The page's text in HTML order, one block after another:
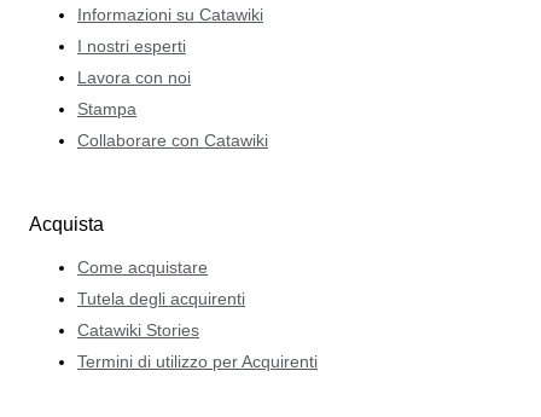
Informazioni su Catawiki
I nostri esperti
Lavora con noi
Stampa
Collaborare con Catawiki
Acquista
Come acquistare
Tutela degli acquirenti
Catawiki Stories
Termini di utilizzo per Acquirenti